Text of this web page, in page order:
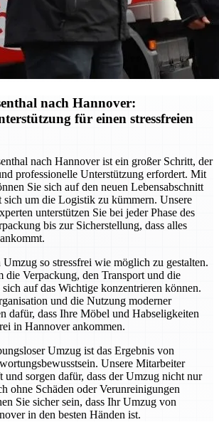
nach Hannover:
für einen stressfreien
nach Hannover ist ein großer Schritt, der
professionelle Unterstützung erfordert. Mit
Sie sich auf den neuen Lebensabschnitt
sich um die Logistik zu kümmern. Unsere
unterstützen Sie bei jeder Phase des
bis zur Sicherstellung, dass alles
so stressfrei wie möglich zu gestalten.
die Verpackung, den Transport und die
auf das Wichtige konzentrieren können.
und die Nutzung moderner
dafür, dass Ihre Möbel und Habseligkeiten
in Hannover ankommen.
Umzug ist das Ergebnis von
Unsere Mitarbeiter
und sorgen dafür, dass der Umzug nicht nur
ohne Schäden oder Verunreinigungen
Sie sicher sein, dass Ihr Umzug von
in den besten Händen ist.